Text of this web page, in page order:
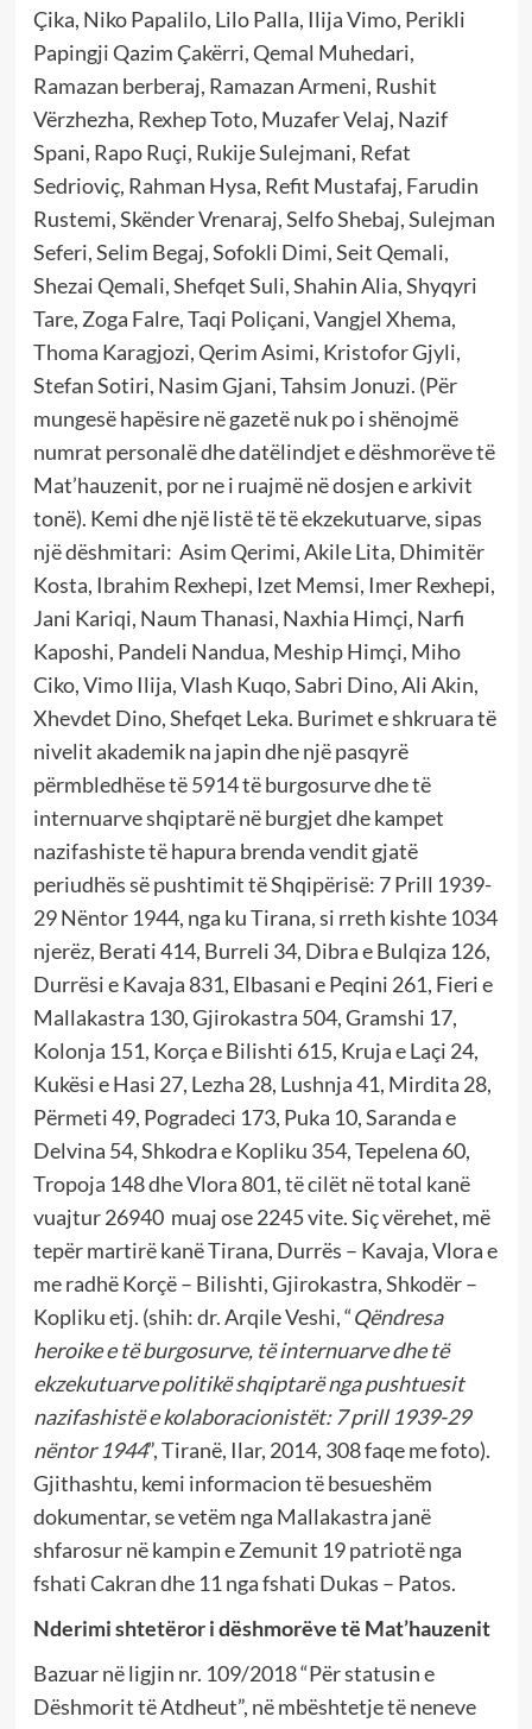
Çika, Niko Papalilo, Lilo Palla, Ilija Vimo, Perikli
Papingji Qazim Çakërri, Qemal Muhedari,
Ramazan berberaj, Ramazan Armeni, Rushit
Vërzhezha, Rexhep Toto, Muzafer Velaj, Nazif
Spani, Rapo Ruçi, Rukije Sulejmani, Refat
Sedrioviç, Rahman Hysa, Refit Mustafaj, Farudin
Rustemi, Skënder Vrenaraj, Selfo Shebaj, Sulejman
Seferi, Selim Begaj, Sofokli Dimi, Seit Qemali,
Shezai Qemali, Shefqet Suli, Shahin Alia, Shyqyri
Tare, Zoga Falre, Taqi Poliçani, Vangjel Xhema,
Thoma Karagjozi, Qerim Asimi, Kristofor Gjyli,
Stefan Sotiri, Nasim Gjani, Tahsim Jonuzi. (Për
mungesë hapësire në gazetë nuk po i shënojmë
numrat personalë dhe datëlindjet e dëshmorëve të
Mat’hauzenit, por ne i ruajmë në dosjen e arkivit
tonë). Kemi dhe një listë të të ekzekutuarve, sipas
një dëshmitari: Asim Qerimi, Akile Lita, Dhimitër
Kosta, Ibrahim Rexhepi, Izet Memsi, Imer Rexhepi,
Jani Kariqi, Naum Thanasi, Naxhia Himçi, Narfi
Kaposhi, Pandeli Nandua, Meship Himçi, Miho
Ciko, Vimo Ilija, Vlash Kuqo, Sabri Dino, Ali Akin,
Xhevdet Dino, Shefqet Leka. Burimet e shkruara të
nivelit akademik na japin dhe një pasqyrë
përmbledhëse të 5914 të burgosurve dhe të
internuarve shqiptarë në burgjet dhe kampet
nazifashiste të hapura brenda vendit gjatë
periudhës së pushtimit të Shqipërisë: 7 Prill 1939-
29 Nëntor 1944, nga ku Tirana, si rreth kishte 1034
njerëz, Berati 414, Burreli 34, Dibra e Bulqiza 126,
Durrësi e Kavaja 831, Elbasani e Peqini 261, Fieri e
Mallakastra 130, Gjirokastra 504, Gramshi 17,
Kolonja 151, Korça e Bilishti 615, Kruja e Laçi 24,
Kukësi e Hasi 27, Lezha 28, Lushnja 41, Mirdita 28,
Përmeti 49, Pogradeci 173, Puka 10, Saranda e
Delvina 54, Shkodra e Kopliku 354, Tepelena 60,
Tropoja 148 dhe Vlora 801, të cilët në total kanë
vuajtur 26940 muaj ose 2245 vite. Siç vërehet, më
tepër martirë kanë Tirana, Durrës – Kavaja, Vlora e
me radhë Korçë – Bilishti, Gjirokastra, Shkodër –
Kopliku etj. (shih: dr. Arqile Veshi, “Qëndresa
heroike e të burgosurve, të internuarve dhe të
ekzekutuarve politikë shqiptarë nga pushtuesit
nazifashistë e kolaboracionistët: 7 prill 1939-29
nëntor 1944”, Tiranë, Ilar, 2014, 308 faqe me foto).
Gjithashtu, kemi informacion të besueshëm
dokumentar, se vetëm nga Mallakastra janë
shfarosur në kampin e Zemunit 19 patriotë nga
fshati Cakran dhe 11 nga fshati Dukas – Patos.
Nderimi shtetëror i dëshmorëve të Mat’hauzenit
Bazuar në ligjin nr. 109/2018 “Për statusin e
Dëshmorit të Atdheut”, në mbështetje të neneve